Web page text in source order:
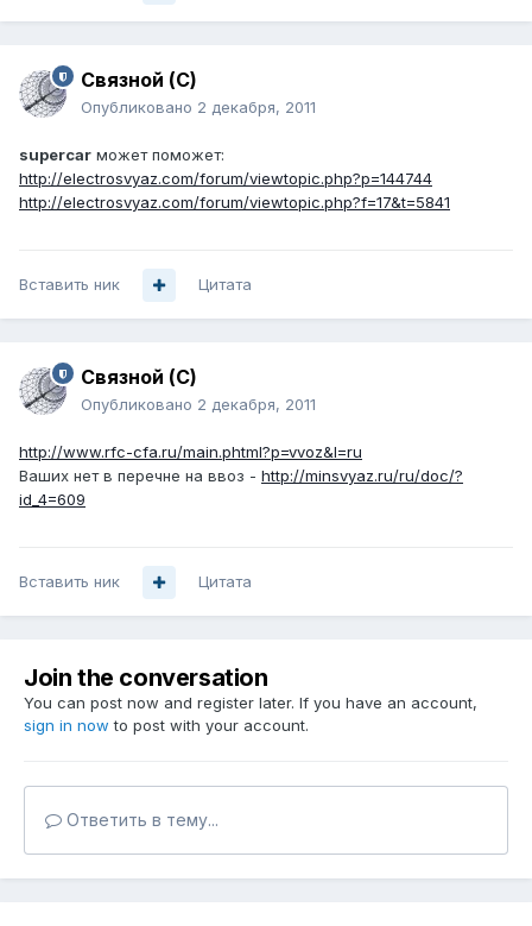
Связной (С)
Опубликовано 2 декабря, 2011
supercar может поможет:
http://electrosvyaz.com/forum/viewtopic.php?p=144744
http://electrosvyaz.com/forum/viewtopic.php?f=17&t=5841
Вставить ник Цитата
Связной (С)
Опубликовано 2 декабря, 2011
http://www.rfc-cfa.ru/main.phtml?p=vvoz&l=ru
Ваших нет в перечне на ввоз - http://minsvyaz.ru/ru/doc/?
id_4=609
Вставить ник Цитата
Join the conversation
You can post now and register later. If you have an account,
sign in now to post with your account.
Ответить в тему...